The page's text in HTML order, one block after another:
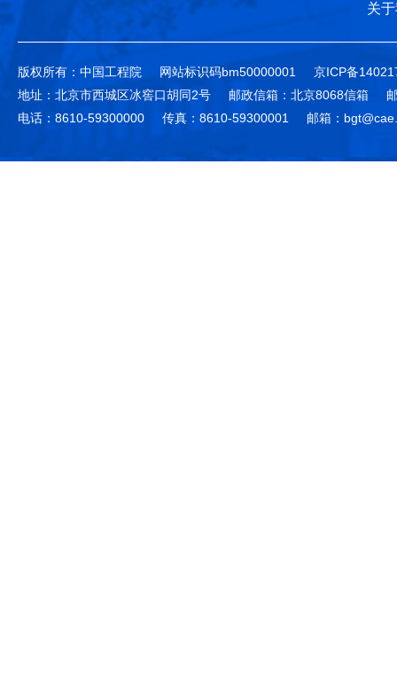
关
版权所有：中国工程院 网站标识码bm50000001
京ICP备
地址：北京市西城区冰窖口胡同2号
邮政信箱：北京8068信箱
电话：8610-59300000
传真：8610-59300001 邮箱：